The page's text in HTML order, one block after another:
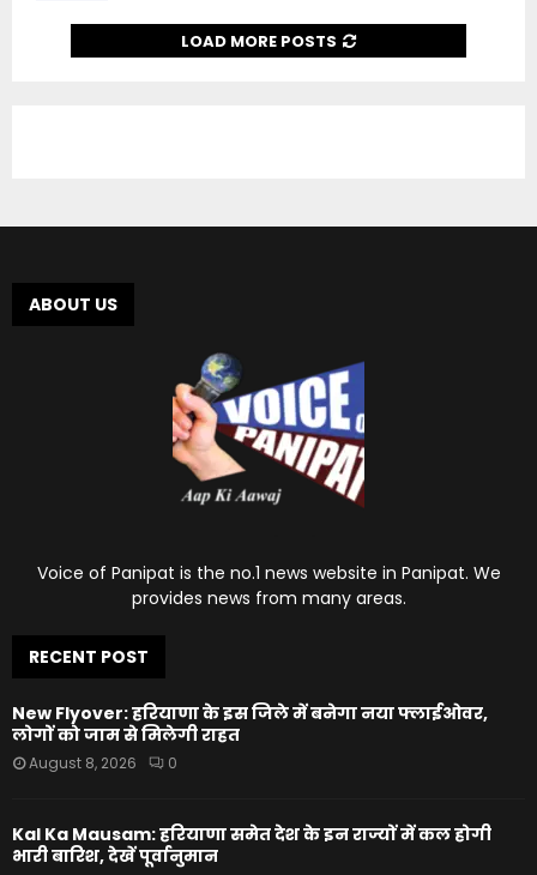
LOAD MORE POSTS
ABOUT US
Voice of Panipat is the no.1 news website in Panipat. We
provides news from many areas.
RECENT POST
New Flyover: हरियाणा के इस जिले में बनेगा नया फ्लाईओवर,
लोगों को जाम से मिलेगी राहत
August 8, 2026 0
Kal Ka Mausam: हरियाणा समेत देश के इन राज्यों में कल होगी
भारी बारिश, देखें पूर्वानुमान